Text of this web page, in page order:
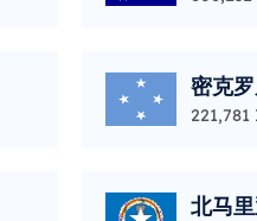
密克
221,781
北马